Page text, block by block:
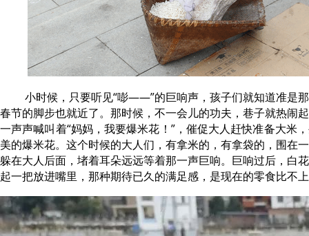
小时候，只要听见“嘭——”的巨响声，孩子们就知道准是
春节的脚步也就近了。那时候，不一会儿的功夫，巷子就热闹
一声声喊叫着“妈妈，我要爆米花！”，催促大人赶快准备大米
美的爆米花。这个时候的大人们，有拿米的，有拿袋的，围在
躲在大人后面，堵着耳朵远远等着那一声巨响。巨响过后，白
起一把放进嘴里，那种期待已久的满足感，是现在的零食比不